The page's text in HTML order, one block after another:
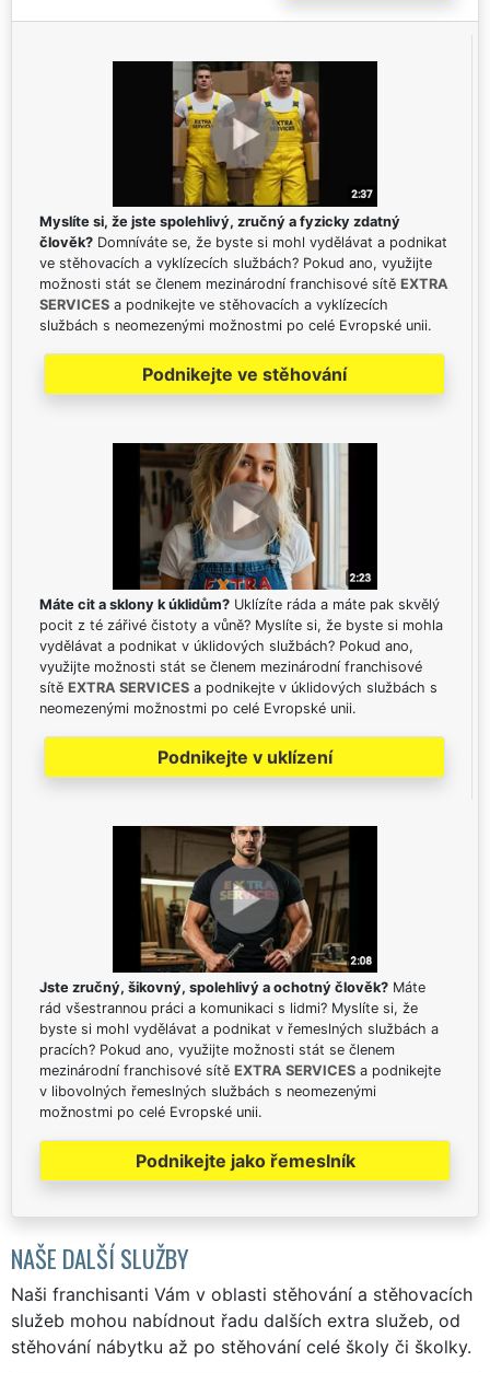
Myslíte si, že jste spolehlivý, zručný a fyzicky zdatný
člověk? Domníváte se, že byste si mohl vydělávat a podnikat
ve stěhovacích a vyklízecích službách? Pokud ano, využijte
možnosti stát se členem mezinárodní franchisové sítě EXTRA
SERVICES a podnikejte ve stěhovacích a vyklízecích
službách s neomezenými možnostmi po celé Evropské unii.
Podnikejte ve stěhování
Máte cit a sklony k úklidům? Uklízíte ráda a máte pak skvělý
pocit z té zářivé čistoty a vůně? Myslíte si, že byste si mohla
vydělávat a podnikat v úklidových službách? Pokud ano,
využijte možnosti stát se členem mezinárodní franchisové
sítě EXTRA SERVICES a podnikejte v úklidových službách s
neomezenými možnostmi po celé Evropské unii.
Podnikejte v uklízení
Jste zručný, šikovný, spolehlivý a ochotný člověk? Máte
rád všestrannou práci a komunikaci s lidmi? Myslíte si, že
byste si mohl vydělávat a podnikat v řemeslných službách a
pracích? Pokud ano, využijte možnosti stát se členem
mezinárodní franchisové sítě EXTRA SERVICES a podnikejte
v libovolných řemeslných službách s neomezenými
možnostmi po celé Evropské unii.
Podnikejte jako řemeslník
NAŠE DALŠÍ SLUŽBY
Naši franchisanti Vám v oblasti stěhování a stěhovacích
služeb mohou nabídnout řadu dalších extra služeb, od
stěhování nábytku až po stěhování celé školy či školky.